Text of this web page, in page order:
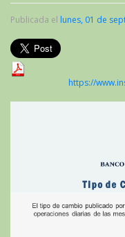
Publicada el lunes, 01 de
https://